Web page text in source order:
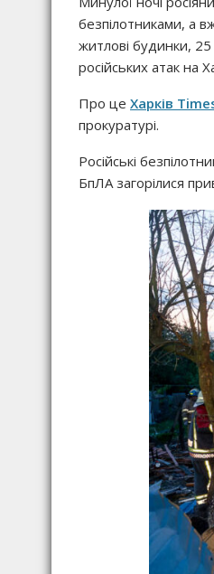
безпілотниками, а
житлові будинки, 25
російських атак на
Про це Харків
прокуратурі.
Російські
БпЛА загорілися